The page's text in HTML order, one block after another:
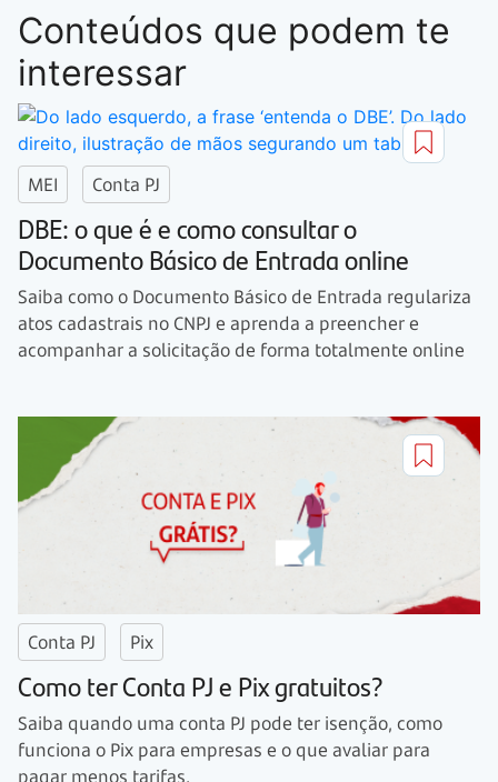
Conteúdos que podem te
interessar
MEI Conta PJ
DBE: o que é e como consultar o
Documento Básico de Entrada online
Saiba como o Documento Básico de Entrada regulariza
atos cadastrais no CNPJ e aprenda a preencher e
acompanhar a solicitação de forma totalmente online
Conta PJ Pix
Como ter Conta PJ e Pix gratuitos?
Saiba quando uma conta PJ pode ter isenção, como
funciona o Pix para empresas e o que avaliar para
pagar menos tarifas.